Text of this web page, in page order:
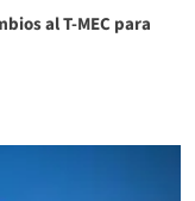
al T-MEC para